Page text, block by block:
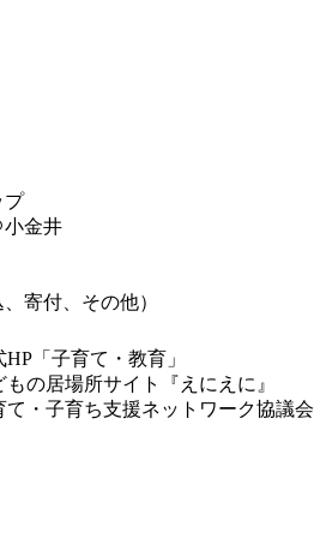
プ
小金井
寄付、その他）
「子育て・教育」
の居場所サイト『えにえに』
・子育ち支援ネットワーク協議会